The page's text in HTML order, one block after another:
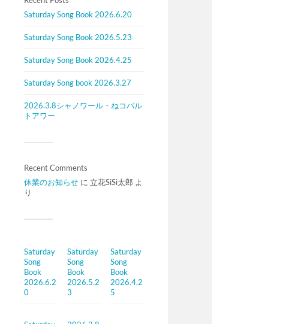
Saturday Song Book 2026.6.20
Saturday Song Book 2026.5.23
Saturday Song Book 2026.4.25
Saturday Song book 2026.3.27
2026.3.8シャノワール・ねコバル
トアワー
Recent Comments
休業のお知らせ に 立花SiSi太郎 よ
り
Saturday
Song
Book
2026.6.2
0
Saturday
Song
Book
2026.5.2
3
Saturday
Song
Book
2026.4.2
5